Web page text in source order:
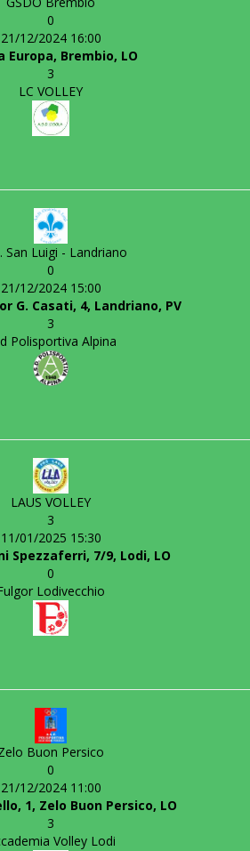
0
21/12/2024 16:00
Europa, Brembio, LO
3
LC VOLLEY
San Luigi - Landriano
0
21/12/2024 15:00
G. Casati, 4, Landriano, PV
3
Polisportiva Alpina
LAUS VOLLEY
3
11/01/2025 15:30
Spezzaferri, 7/9, Lodi, LO
0
Lodivecchio
Buon Persico
0
21/12/2024 11:00
1, Zelo Buon Persico, LO
3
Volley Lodi